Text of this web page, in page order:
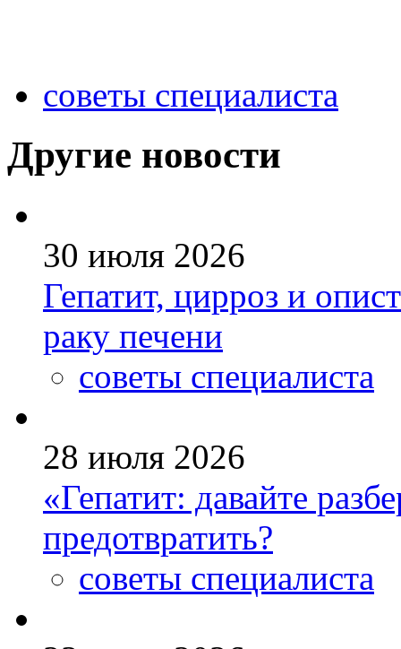
советы специалиста
Другие новости
30 июля 2026
Гепатит, цирроз и
раку печени
советы специалиста
28 июля 2026
«Гепатит: давайте
предотвратить?
советы специалиста